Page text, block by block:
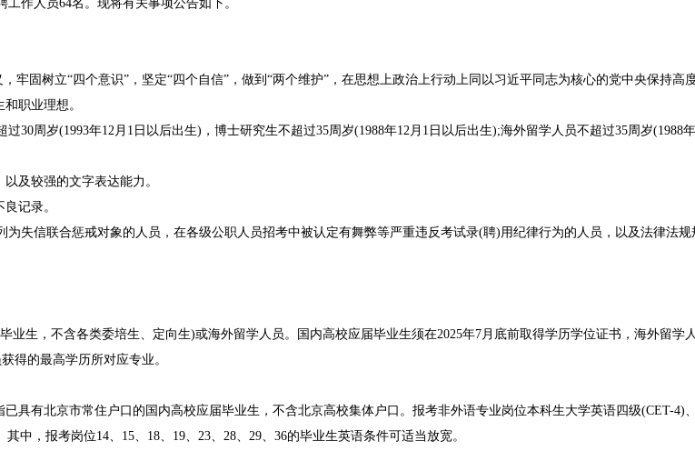
作人员64名。现将有关事项公告如下。
固树立“四个意识”，坚定“四个自信”，做到“两个维护”，在思想上政治上行动上同以习近平同志为核心的党中央保持高
职业理想。
周岁(1993年12月1日以后出生)，博士研究生不超过35周岁(1988年12月1日以后出生);海外留学人员不超过35周岁(1988
及较强的文字表达能力。
记录。
信联合惩戒对象的人员，在各级公职人员招考中被认定有舞弊等严重违反考试录(聘)用纪律行为的人员，以及法律法规
，不含各类委培生、定向生)或海外留学人员。国内高校应届毕业生须在2025年7月底前取得学历学位证书，海外留学
得的最高学历所对应专业。
有北京市常住户口的国内高校应届毕业生，不含北京高校集体户口。报考非外语专业岗位本科生大学英语四级(CET-4)
，报考岗位14、15、18、19、23、28、29、36的毕业生英语条件可适当放宽。